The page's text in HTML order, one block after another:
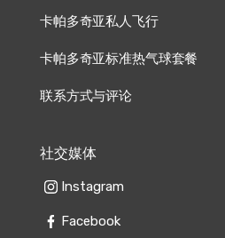
卡帕多奇亚私人飞行
卡帕多奇亚标准热气球套餐
联系方式与评论
社交媒体
Instagram
Facebook